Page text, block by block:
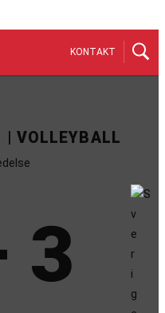
KONTAKT
| VOLLEYBALL
3